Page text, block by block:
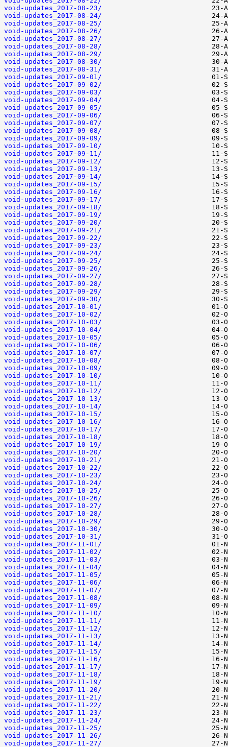
void-updates_2017-08-23/
void-updates_2017-08-24/
void-updates_2017-08-25/
void-updates_2017-08-26/
void-updates_2017-08-27/
void-updates_2017-08-28/
void-updates_2017-08-29/
void-updates_2017-08-30/
void-updates_2017-08-31/
void-updates_2017-09-01/
void-updates_2017-09-02/
void-updates_2017-09-03/
void-updates_2017-09-04/
void-updates_2017-09-05/
void-updates_2017-09-06/
void-updates_2017-09-07/
void-updates_2017-09-08/
void-updates_2017-09-09/
void-updates_2017-09-10/
void-updates_2017-09-11/
void-updates_2017-09-12/
void-updates_2017-09-13/
void-updates_2017-09-14/
void-updates_2017-09-15/
void-updates_2017-09-16/
void-updates_2017-09-17/
void-updates_2017-09-18/
void-updates_2017-09-19/
void-updates_2017-09-20/
void-updates_2017-09-21/
void-updates_2017-09-22/
void-updates_2017-09-23/
void-updates_2017-09-24/
void-updates_2017-09-25/
void-updates_2017-09-26/
void-updates_2017-09-27/
void-updates_2017-09-28/
void-updates_2017-09-29/
void-updates_2017-09-30/
void-updates_2017-10-01/
void-updates_2017-10-02/
void-updates_2017-10-03/
void-updates_2017-10-04/
void-updates_2017-10-05/
void-updates_2017-10-06/
void-updates_2017-10-07/
void-updates_2017-10-08/
void-updates_2017-10-09/
void-updates_2017-10-10/
void-updates_2017-10-11/
void-updates_2017-10-12/
void-updates_2017-10-13/
void-updates_2017-10-14/
void-updates_2017-10-15/
void-updates_2017-10-16/
void-updates_2017-10-17/
void-updates_2017-10-18/
void-updates_2017-10-19/
void-updates_2017-10-20/
void-updates_2017-10-21/
void-updates_2017-10-22/
void-updates_2017-10-23/
void-updates_2017-10-24/
void-updates_2017-10-25/
void-updates_2017-10-26/
void-updates_2017-10-27/
void-updates_2017-10-28/
void-updates_2017-10-29/
void-updates_2017-10-30/
void-updates_2017-10-31/
void-updates_2017-11-01/
void-updates_2017-11-02/
void-updates_2017-11-03/
void-updates_2017-11-04/
void-updates_2017-11-05/
void-updates_2017-11-06/
void-updates_2017-11-07/
void-updates_2017-11-08/
void-updates_2017-11-09/
void-updates_2017-11-10/
void-updates_2017-11-11/
void-updates_2017-11-12/
void-updates_2017-11-13/
void-updates_2017-11-14/
void-updates_2017-11-15/
void-updates_2017-11-16/
void-updates_2017-11-17/
void-updates_2017-11-18/
void-updates_2017-11-19/
void-updates_2017-11-20/
void-updates_2017-11-21/
void-updates_2017-11-22/
void-updates_2017-11-23/
void-updates_2017-11-24/
void-updates_2017-11-25/
void-updates_2017-11-26/
void-updates_2017-11-27/